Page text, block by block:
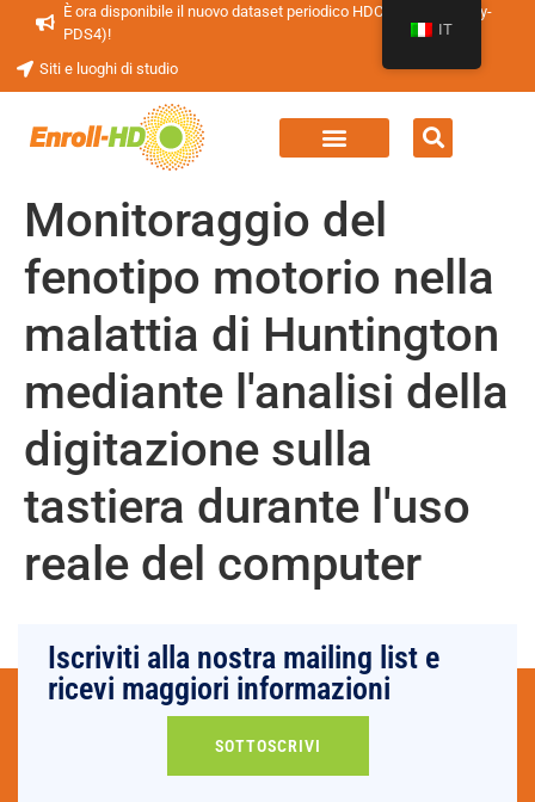
È ora disponibile il nuovo dataset periodico HDClarity (HDClarity-
PDS4)!
Siti e luoghi di studio
Monitoraggio del
fenotipo motorio nella
malattia di Huntington
mediante l'analisi della
digitazione sulla
tastiera durante l'uso
reale del computer
Iscriviti alla nostra mailing list e
ricevi maggiori informazioni
SOTTOSCRIVI
IT